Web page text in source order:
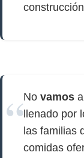
No vamos
llenado por
las familias
comidas